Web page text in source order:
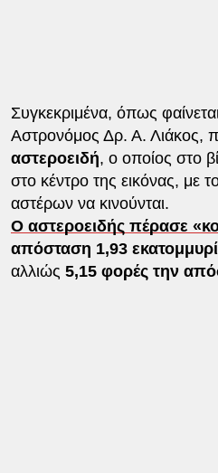
Συγκεκριμένα, όπως
Αστρονόμος Δρ. Α. Λιάκος,
αστεροειδή, ο οποίος στο
στο κέντρο της εικόνας, με
αστέρων να κινούνται.
Ο αστεροειδής πέρασε
απόσταση 1,93
αλλιώς 5,15 φορές την